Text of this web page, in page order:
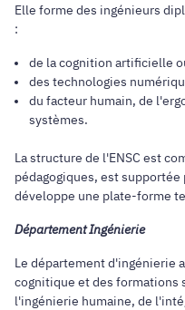
Elle forme des ingénieurs
:
de la cognition artificielle
des technologies
du facteur humain, de
systèmes.
La structure de l'ENSC est
pédagogiques, est
développe une plate-forme
Département Ingénierie
Le département d'ingénierie
cognitique et des formations
l'ingénierie humaine, de